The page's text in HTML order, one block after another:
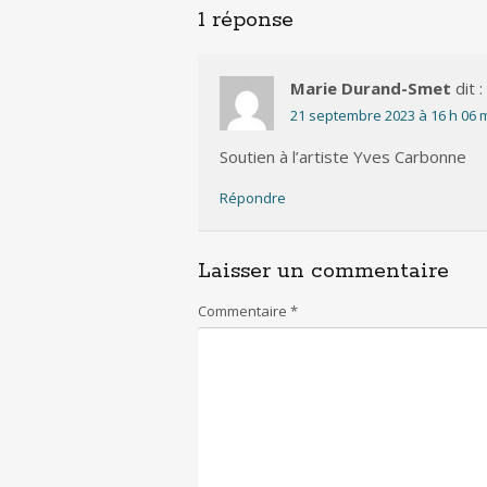
1 réponse
Marie Durand-Smet dit :
21 septembre 2023 à 16 h 06
Soutien à l’artiste Yves Carbonne
Répondre
Laisser un commentaire
Commentaire *